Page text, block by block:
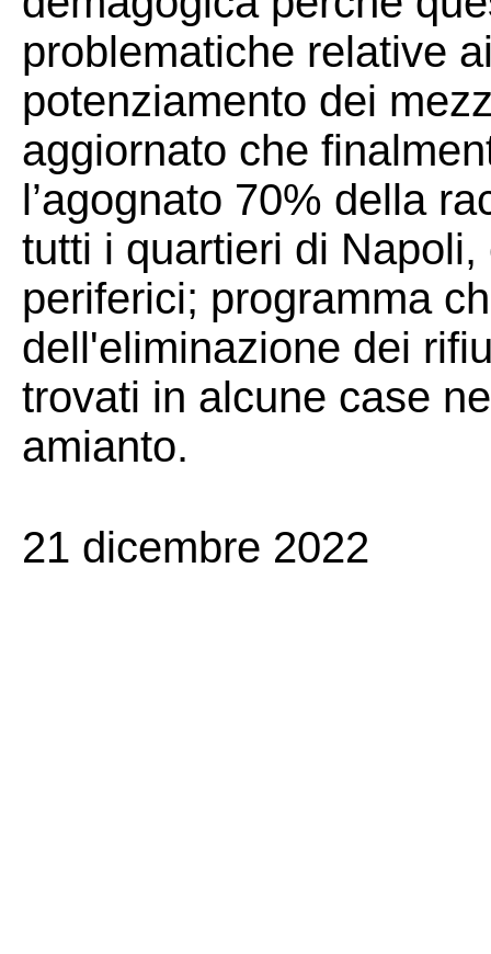
problematiche relative
potenziamento dei
aggiornato che
l’agognato 70% della
tutti i quartieri di
periferici; programma
dell'eliminazione dei
trovati in alcune case
amianto.
21 dicembre 2022